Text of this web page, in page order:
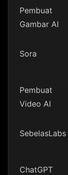
Pembuat
Gambar AI
Sora
Pembuat
Video AI
SebelasLabs
ChatGPT